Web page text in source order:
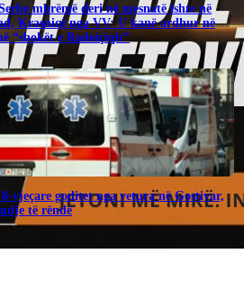
mbrëmë deri në mesnatë ishte në
Krasniqi nga VV: U kanë ardhur në
“shokët e Radoiçiqit”
vjeçare goditet nga vetura në Gostivar,
të rëndë